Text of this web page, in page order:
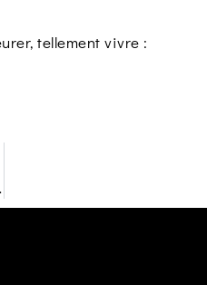
tellement vivre :